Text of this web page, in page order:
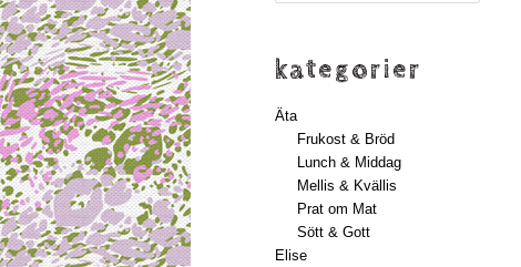
kategorier
Äta
Frukost & Bröd
Lunch & Middag
Mellis & Kvällis
Prat om Mat
Sött & Gott
Elise